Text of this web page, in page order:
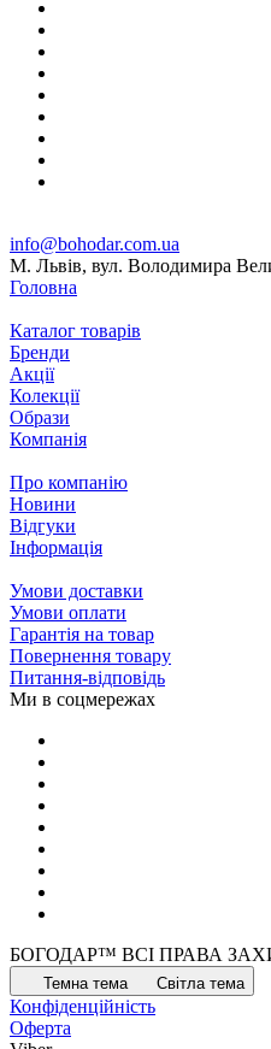
info@bohodar.com.ua
М. Львів, вул. Володимира
Головна
Каталог товарів
Бренди
Акції
Колекції
Образи
Компанія
Про компанію
Новини
Відгуки
Інформація
Умови доставки
Умови оплати
Гарантія на товар
Повернення товару
Питання-відповідь
Ми в соцмережах
БОГОДАР™ ВСІ ПРАВА
Темна тема Світла тема
Конфіденційність
Оферта